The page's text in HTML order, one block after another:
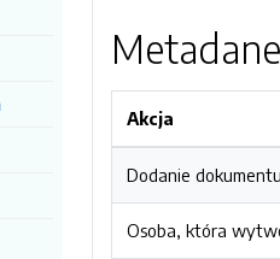
Akcja
Dodanie
Osoba, która